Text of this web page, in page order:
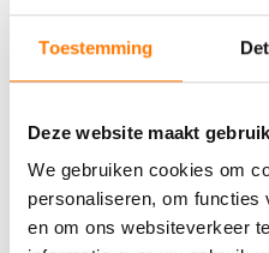
Toestemming
Deze website maakt
We gebruiken cookies om
personaliseren, om functies
en om ons websiteverkeer
OMSCHRIJVING